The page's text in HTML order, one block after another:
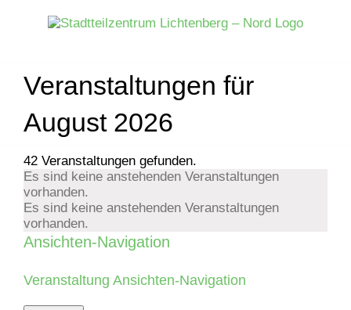
Veranstaltungen für
August 2026
42 Veranstaltungen gefunden.
Es sind keine anstehenden Veranstaltungen
vorhanden.
Es sind keine anstehenden Veranstaltungen
vorhanden.
Ansichten-Navigation
Veranstaltung Ansichten-Navigation